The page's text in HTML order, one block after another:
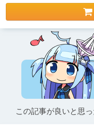
この記事が良いと思